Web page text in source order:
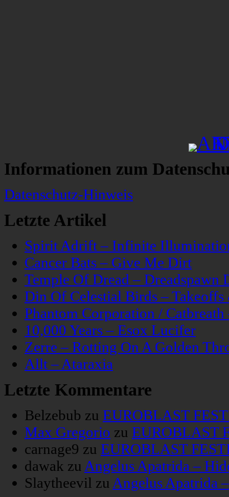
Informationen zum
Datenschutz-Hinweis
Letzte Artikel
Spirit Adrift – Infinite
Cancer Bats – Give Me Dirt
Temple Of Dread – Dreadspawn
Din Of Celestial Birds –
Phantom Corporation /
10,000 Years – Esox Lucifer
Zerre – Rotting On A Golden
Allt – Ataraxia
Letzte Kommentare
Belzebub zu EUROBLAST
Max Gregorio zu EUROBLAST
carnage9 zu EUROBLAST
dawak zu Angelus Apatrida –
Slaytheevil zu Angelus Apatrida